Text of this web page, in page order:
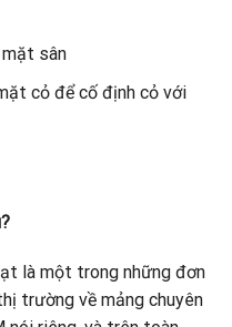
sân
cỏ để cố định cỏ với
là một trong những đơn
trường về mảng chuyên